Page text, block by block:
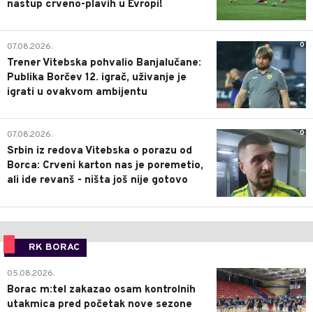
nastup crveno-plavih u Evropi!
0
07.08.2026.
Trener Vitebska pohvalio Banjalučane:
Publika Borčev 12. igrač, uživanje je
igrati u ovakvom ambijentu
0
07.08.2026.
Srbin iz redova Vitebska o porazu od
Borca: Crveni karton nas je poremetio,
ali ide revanš - ništa još nije gotovo
RK BORAC
0
05.08.2026.
Borac m:tel zakazao osam kontrolnih
utakmica pred početak nove sezone